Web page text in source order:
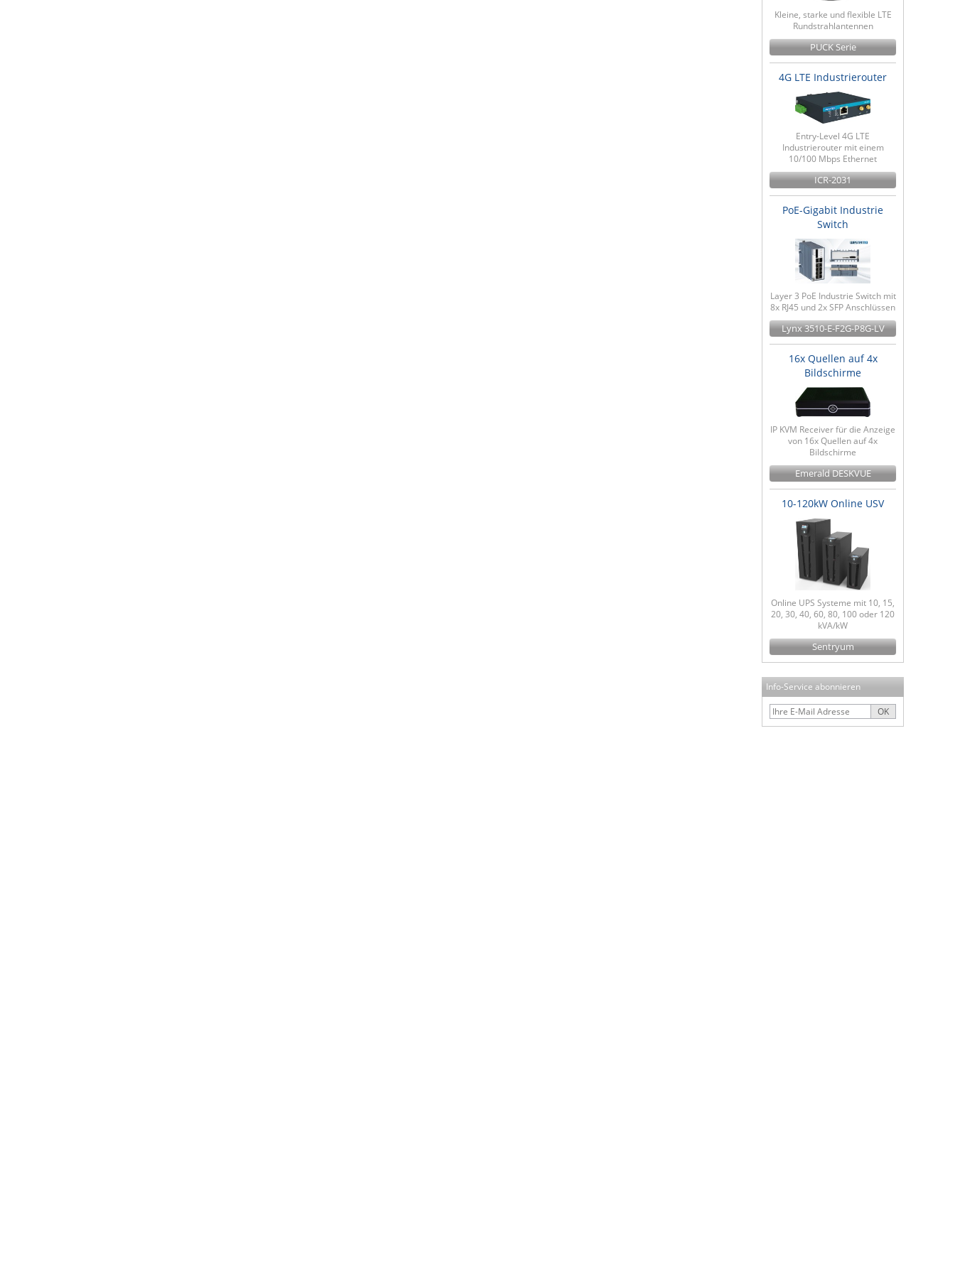
Kleine, starke und flexible LTE
Rundstrahlantennen
PUCK Serie
4G LTE Industrierouter
Entry-Level 4G LTE
Industrierouter mit einem
10/100 Mbps Ethernet
ICR-2031
PoE-Gigabit Industrie
Switch
Layer 3 PoE Industrie Switch mit
8x RJ45 und 2x SFP Anschlüssen
Lynx 3510-E-F2G-P8G-LV
16x Quellen auf 4x
Bildschirme
IP KVM Receiver für die Anzeige
von 16x Quellen auf 4x
Bildschirme
Emerald DESKVUE
10-120kW Online USV
Online UPS Systeme mit 10, 15,
20, 30, 40, 60, 80, 100 oder 120
kVA/kW
Sentryum
Info-Service abonnieren
OK